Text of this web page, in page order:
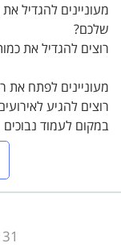
מעוניינים להגדיל
שלכם?
רוצים להגדיל את
מעוניינים לפתח
רוצים להגיע
במקום לעמוד נבוכים
בקורס נטוורקינג
לומר על מישהו -
קרה לכם שהגעתם
מהאירוע עדיין לא31 הרצאות, 1.6 שעות קורס.